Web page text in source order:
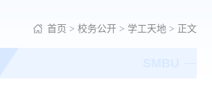
首页 > 校务公开> 学工天地> 正文